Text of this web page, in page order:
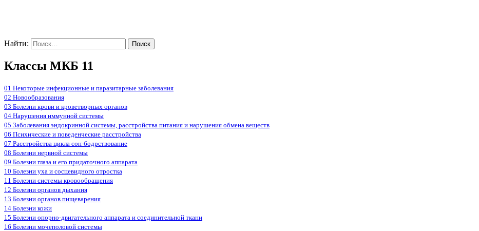
Найти:
Классы МКБ 11
01 Некоторые инфекционные и паразитарные заболевания
02 Новообразования
03 Болезни крови и кроветворных органов
04 Нарушения иммунной системы
05 Заболевания эндокринной системы, расстройства питания и нарушения обмена веществ
06 Психические и поведенческие расстройства
07 Расстройства цикла сон-бодрствование
08 Болезни нервной системы
09 Болезни глаза и его придаточного аппарата
10 Болезни уха и сосцевидного отростка
11 Болезни системы кровообращения
12 Болезни органов дыхания
13 Болезни органов пищеварения
14 Болезни кожи
15 Болезни опорно-двигательного аппарата и соединительной ткани
16 Болезни мочеполовой системы